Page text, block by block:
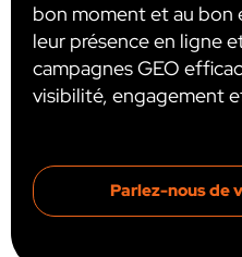
bon moment et au
leur présence en ligne
campagnes GEO
visibilité, engagement
Parlez-nous de